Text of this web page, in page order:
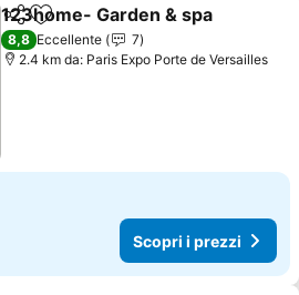
CondividiAggiungi ai preferiti
123home- Garden & spa
8,8 Eccellente
7
2.4 km da: Paris Expo Porte de Versailles
Scopri i prezzi